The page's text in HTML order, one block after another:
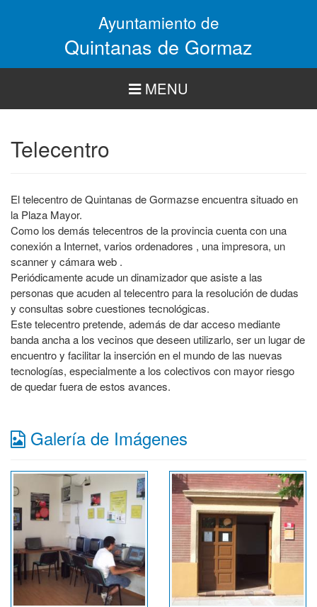
Ayuntamiento de
Quintanas de Gormaz
MENU
Telecentro
El telecentro de Quintanas de Gormazse encuentra situado en
la Plaza Mayor.
Como los demás telecentros de la provincia cuenta con una
conexión a Internet, varios ordenadores , una impresora, un
scanner y cámara web .
Periódicamente acude un dinamizador que asiste a las
personas que acuden al telecentro para la resolución de dudas
y consultas sobre cuestiones tecnológicas.
Este telecentro pretende, además de dar acceso mediante
banda ancha a los vecinos que deseen utilizarlo, ser un lugar de
encuentro y facilitar la inserción en el mundo de las nuevas
tecnologías, especialmente a los colectivos con mayor riesgo
de quedar fuera de estos avances.
Galería de Imágenes